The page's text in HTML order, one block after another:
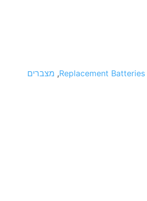
Replacement Batteries
, מצברים